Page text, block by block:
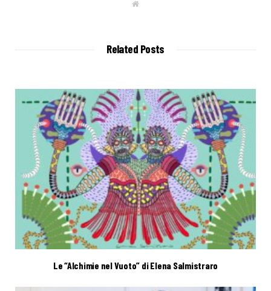
W
Related Posts
Le “Alchimie nel Vuoto” di Elena Salmistraro